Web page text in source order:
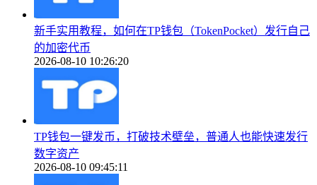
新手实用教程，如何在TP钱包（TokenPocket）发行自己
的加密代币
2026-08-10 10:26:20
TP钱包一键发币，打破技术壁垒，普通人也能快速发行
数字资产
2026-08-10 09:45:11